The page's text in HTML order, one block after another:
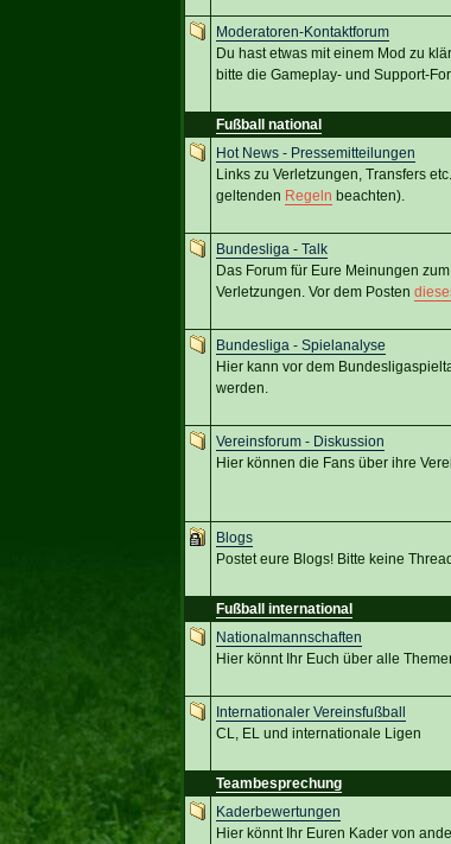
Moderatoren-Kontaktforum
Du hast etwas mit einem Mod zu
bitte die Gameplay- und Support-
Fußball national
Hot News - Pressemitteilungen
Links zu Verletzungen, Transfers
geltenden Regeln beachten).
Bundesliga - Talk
Das Forum für Eure Meinungen
Verletzungen. Vor dem Posten
Bundesliga - Spielanalyse
Hier kann vor dem
werden.
Vereinsforum - Diskussion
Hier können die Fans über ihre
Blogs
Postet eure Blogs! Bitte keine
Fußball international
Nationalmannschaften
Hier könnt Ihr Euch über alle
Internationaler Vereinsfußball
CL, EL und internationale Ligen
Teambesprechung
Kaderbewertungen
Hier könnt Ihr Euren Kader von